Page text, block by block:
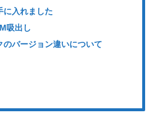
に入れました
吸出し
のバージョン違いについて